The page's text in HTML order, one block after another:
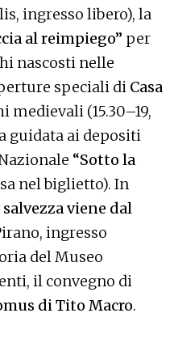
ingresso libero), la
al reimpiego” per
nascosti nelle
speciali di Casa
medievali (15.30–19,
guidata ai depositi
“Sotto la
nel biglietto). In
salvezza viene dal
ingresso
del Museo
il convegno di
di Tito Macro.